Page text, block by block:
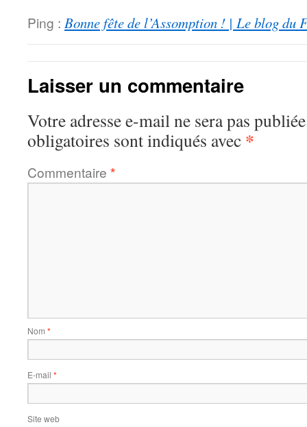
Ping : Bonne fête de l’Assomption ! | Le blog du
Laisser un commentaire
Votre adresse e-mail ne sera pas
obligatoires sont indiqués avec *
Commentaire *
Nom *
E-mail *
Site web